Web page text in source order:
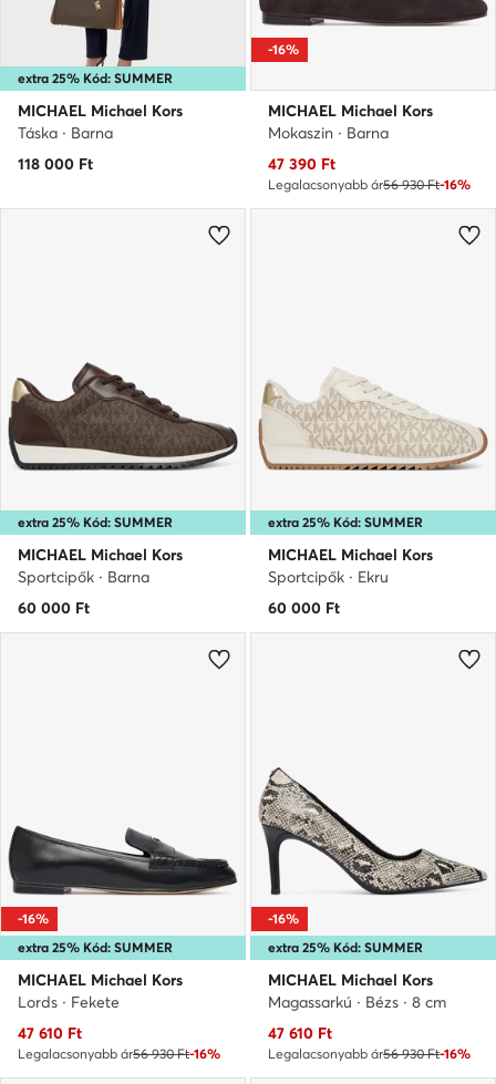
extra 25% Kód: SUMMER
MICHAEL Michael Kors
Táska · Barna
118 000 Ft
-16%
MICHAEL Michael Kors
Mokaszin · Barna
Aktuális ár
47 390 Ft
Legalacsonyabb ár56 930 Ft-16%
extra 25% Kód: SUMMER
MICHAEL Michael Kors
Sportcipők · Barna
60 000 Ft
extra 25% Kód: SUMMER
MICHAEL Michael Kors
Sportcipők · Ekru
60 000 Ft
extra 25% Kód: SUMMER
-16%
MICHAEL Michael Kors
Lords · Fekete
Aktuális ár
47 610 Ft
Legalacsonyabb ár56 930 Ft-16%
extra 25% Kód: SUMMER
-16%
MICHAEL Michael Kors
Magassarkú · Bézs · 8 cm
Aktuális ár
47 610 Ft
Legalacsonyabb ár56 930 Ft-16%